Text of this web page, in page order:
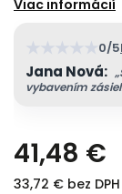
★ ★ ★ ★ ★0/5
Jana Nová:
vybavením
41,48 €
33,72 € bez DPH